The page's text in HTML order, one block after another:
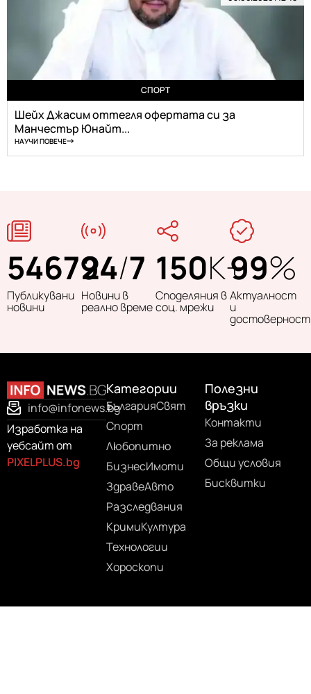
СПОРТ
Шейх Джасим оттегля офертата си за
Манчестър Юнайт...
НАУЧИ ПОВЕЧЕ
54679
Публикувани
новини
24/7
Новини в
реално време
150K+
Споделяния в
соц. мрежи
99%
Актуалност
и
достоверност
info@infonews.bg
Изработка на
уебсайт от
PIXELPLUS.bg
Категории
БългарияСвят
Спорт
Любопитно
БизнесИмоти
ЗдравеАвто
Разследвания
КримиКултура
Технологии
Хороскопи
Полезни
връзки
Контакти
За реклама
Общи условия
Бисквитки